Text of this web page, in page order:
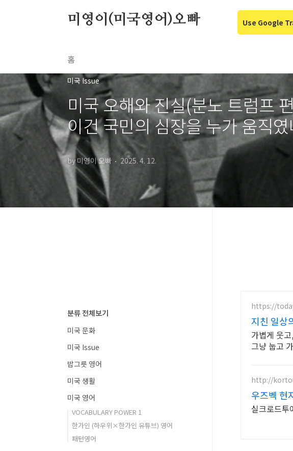
Use Google
미영이(미국영어)오빠
홈
미국 Issue
미국 오해와 진실(분노 트럼프
이건 국민의 심장을 누가 움직
by 미영이 오빠 2025. 4. 12.
https://
지친 일상
가볍게 웃
그냥 눕고
http://
우즈벡 현
실크로드투
분류 전체보기
미국 문화
미국 Issue
밥그릇 영어
미국 생활
미국 영어
VOCABULARY POWER 1
한가인 (하우위×한가인 유튜브) 영어
패턴영어